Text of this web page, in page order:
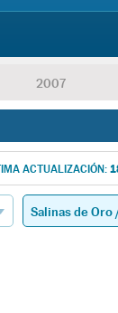
2007
ACTUALIZACIÓN: